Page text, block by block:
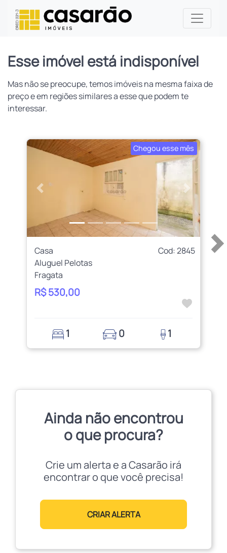
Esse imóvel está indisponível
Mas não se preocupe, temos imóveis na mesma faixa de
preço e em regiões similares a esse que podem te
interessar.
Chegou esse mês
Anterior Próximo
Casa
Cod: 2845
Aluguel Pelotas
Fragata
R$ 530,00
1 0 1
Ainda não encontrou
o que procura?
Crie um alerta e a Casarão irá
encontrar o que você precisa!
CRIAR ALERTA